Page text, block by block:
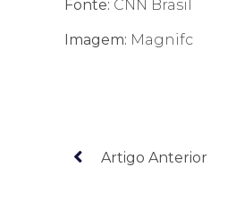
Fonte: CNN Brasil
Imagem: Magnifc
Artigo Anterior